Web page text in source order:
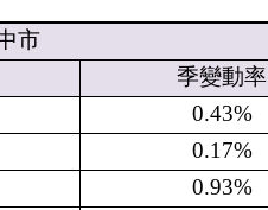
市
季變動率
0.43%
0.17%
0.93%